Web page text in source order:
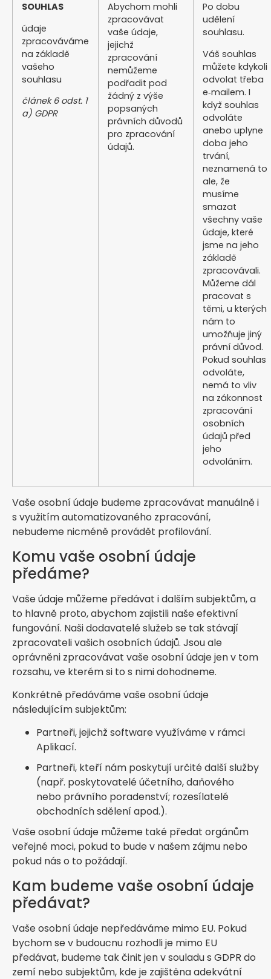
SOUHLAS
údaje
zpracováváme
na základě
vašeho
souhlasu
článek 6 odst. 1
a) GDPR
Abychom mohli
zpracovávat
vaše údaje,
jejichž
zpracování
nemůžeme
podřadit pod
žádný z výše
popsaných
právních důvodů
pro zpracování
údajů.
Po dobu
udělení
souhlasu.
Váš souhlas
můžete kdykoli
odvolat třeba
e‑mailem. I
když souhlas
odvoláte
anebo uplyne
doba jeho
trvání,
neznamená to
ale, že
musíme
smazat
všechny vaše
údaje, které
jsme na jeho
základě
zpracovávali.
Můžeme dál
pracovat s
těmi, u kterých
nám to
umožňuje jiný
právní důvod.
Pokud souhlas
odvoláte,
nemá to vliv
na zákonnost
zpracování
osobních
údajů před
jeho
odvoláním.
Vaše osobní údaje budeme zpracovávat manuálně i
s využitím automatizovaného zpracování,
nebudeme nicméně provádět profilování.
Komu vaše osobní údaje
předáme?
Vaše údaje můžeme předávat i dalším subjektům, a
to hlavně proto, abychom zajistili naše efektivní
fungování. Naši dodavatelé služeb se tak stávají
zpracovateli vašich osobních údajů. Jsou ale
oprávněni zpracovávat vaše osobní údaje jen v tom
rozsahu, ve kterém si to s nimi dohodneme.
Konkrétně předáváme vaše osobní údaje
následujícím subjektům:
Partneři, jejichž software využíváme v rámci
Aplikací.
Partneři, kteří nám poskytují určité další služby
(např. poskytovatelé účetního, daňového
nebo právního poradenství; rozesílatelé
obchodních sdělení apod.).
Vaše osobní údaje můžeme také předat orgánům
veřejné moci, pokud to bude v našem zájmu nebo
pokud nás o to požádají.
Kam budeme vaše osobní údaje
předávat?
Vaše osobní údaje nepředáváme mimo EU. Pokud
bychom se v budoucnu rozhodli je mimo EU
předávat, budeme tak činit jen v souladu s GDPR do
zemí nebo subjektům, kde je zajištěna adekvátní